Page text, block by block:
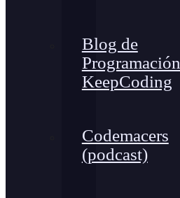
Blog de
Programación
KeepCoding
Codemacers
(podcast)